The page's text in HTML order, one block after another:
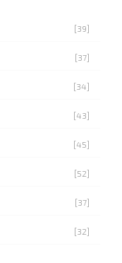
[39]
[37]
[34]
[43]
[45]
[52]
[37]
[32]